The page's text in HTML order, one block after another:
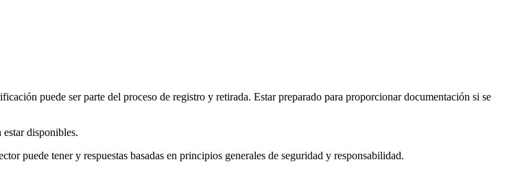
puede ser parte del proceso de registro y retirada. Estar preparado para proporcionar documentación si se
disponibles.
puede tener y respuestas basadas en principios generales de seguridad y responsabilidad.